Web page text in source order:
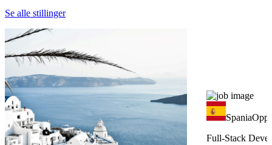
Se alle stillinger
Spania
Full-Stack